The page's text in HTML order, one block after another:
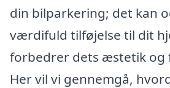
din bilparkering; det kan
værdifuld tilføjelse til dit
forbedrer dets æstetik og
Her vil vi gennemgå,